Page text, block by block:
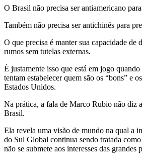
O Brasil não precisa ser antiamericano
Também não precisa ser antichinês para
O que precisa é manter sua capacidade de
rumos sem tutelas externas.
É justamente isso que está em jogo
tentam estabelecer quem são os “bons” e
Estados Unidos.
Na prática, a fala de Marco Rubio não diz
Brasil.
Ela revela uma visão de mundo na qual a
do Sul Global continua sendo tratada
não se submete aos interesses das grandes